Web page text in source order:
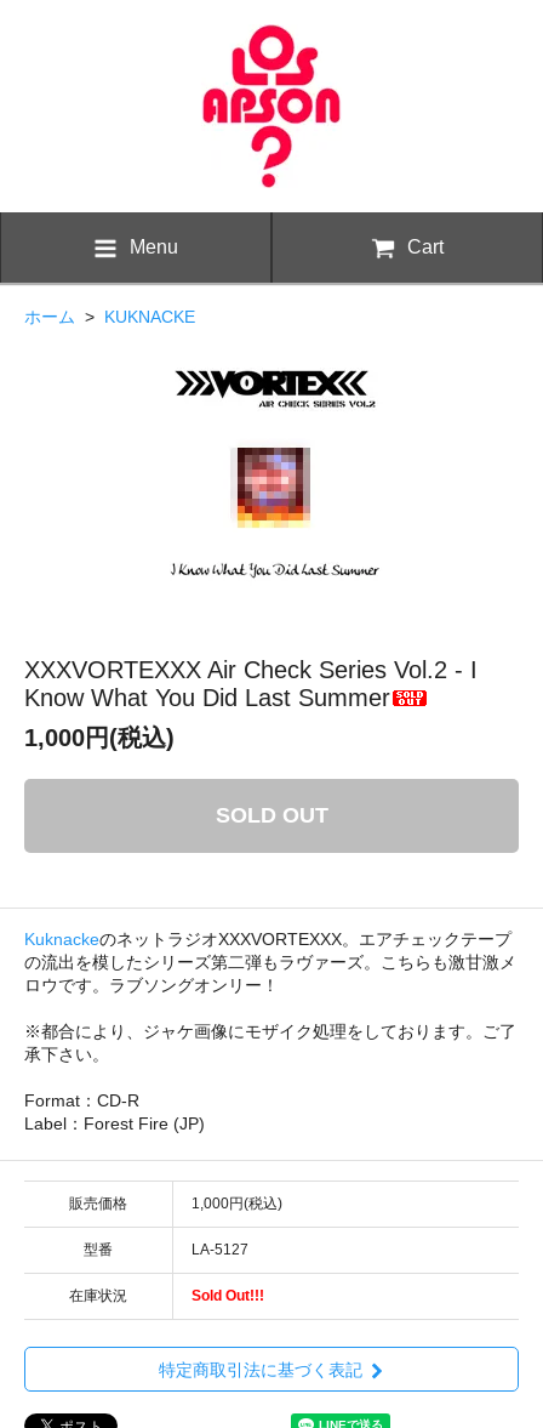
Menu Cart
ホーム > KUKNACKE
XXXVORTEXXX Air Check Series Vol.2 - I
Know What You Did Last Summer
1,000円(税込)
SOLD OUT
KuknackeのネットラジオXXXVORTEXXX。エアチェックテープ
の流出を模したシリーズ第二弾もラヴァーズ。こちらも激甘激メ
ロウです。ラブソングオンリー！
※都合により、ジャケ画像にモザイク処理をしております。ご了
承下さい。
Format：CD-R
Label：Forest Fire (JP)
販売価格 1,000円(税込)
型番 LA-5127
在庫状況 Sold Out!!!
特定商取引法に基づく表記